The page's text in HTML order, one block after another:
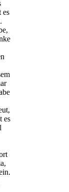
es
es